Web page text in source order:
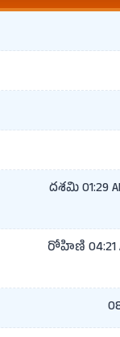
దశమి 01:29
రోహిణి 04:21